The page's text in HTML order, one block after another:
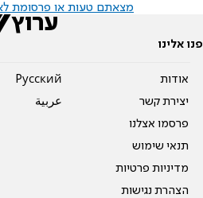
מצאתם טעות או פרסומת לא
פנו אלינו
אודות
יצירת קשר
פרסמו אצלנו
תנאי שימוש
מדיניות פרטיות
הצהרת נגישות
Pусский
عربية